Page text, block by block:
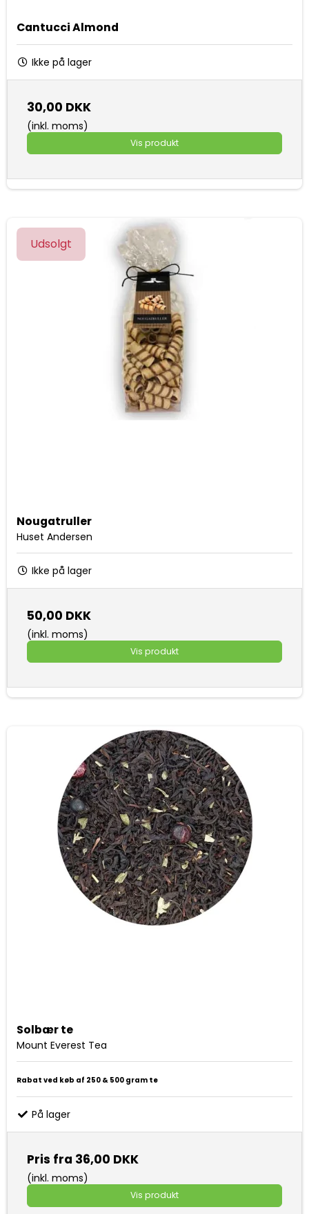
Cantucci Almond
Ikke på lager
30,00 DKK
(inkl. moms)
Vis produkt
Udsolgt
Nougatruller
Huset Andersen
Ikke på lager
50,00 DKK
(inkl. moms)
Vis produkt
Solbær te
Mount Everest Tea
Rabat ved køb af 250 & 500 gram te
På lager
Pris fra 36,00 DKK
(inkl. moms)
Vis produkt